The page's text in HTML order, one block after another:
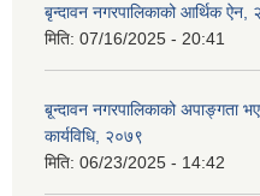
बृन्दावन नगरपालिकाको आर्थिक ऐन,
मिति: 07/16/2025 - 20:41
बृ्न्दावन नगरपालिकाको अपाङ्गता
कार्यविधि, २०७९
मिति: 06/23/2025 - 14:42